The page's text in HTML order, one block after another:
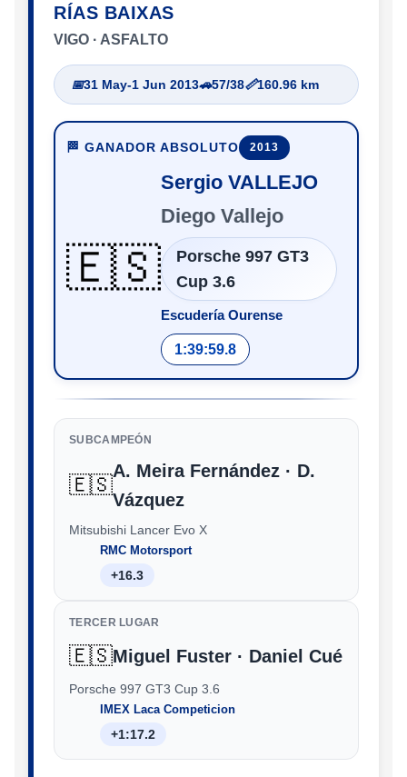
RÍAS BAIXAS
VIGO · ASFALTO
📅31 May-1 Jun 2013🚗57/38📏160.96 km
🏁 GANADOR ABSOLUTO 2013
🇪🇸
Sergio VALLEJO
Diego Vallejo
Porsche 997 GT3
Cup 3.6
Escudería Ourense
1:39:59.8
SUBCAMPEÓN
🇪🇸
A. Meira Fernández · D.
Vázquez
Mitsubishi Lancer Evo X
RMC Motorsport
+16.3
TERCER LUGAR
🇪🇸Miguel Fuster · Daniel Cué
Porsche 997 GT3 Cup 3.6
IMEX Laca Competicion
+1:17.2